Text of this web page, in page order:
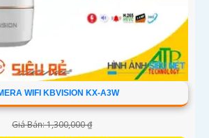
WIFI KBVISION KX-A3W
Giá Bán: 1,300,000 ₫